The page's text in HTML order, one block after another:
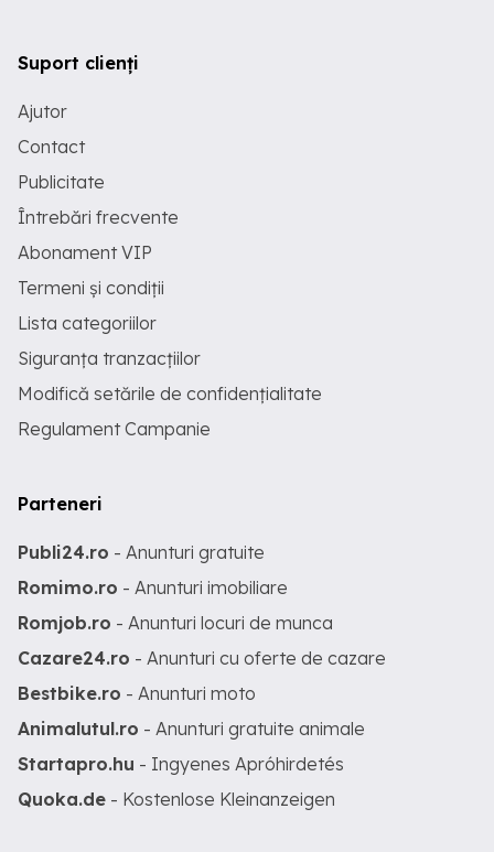
Suport clienți
Ajutor
Contact
Publicitate
Întrebări frecvente
Abonament VIP
Termeni și condiții
Lista categoriilor
Siguranța tranzacțiilor
Modifică setările de confidențialitate
Regulament Campanie
Parteneri
Publi24.ro - Anunturi gratuite
Romimo.ro - Anunturi imobiliare
Romjob.ro - Anunturi locuri de munca
Cazare24.ro - Anunturi cu oferte de cazare
Bestbike.ro - Anunturi moto
Animalutul.ro - Anunturi gratuite animale
Startapro.hu - Ingyenes Apróhirdetés
Quoka.de - Kostenlose Kleinanzeigen